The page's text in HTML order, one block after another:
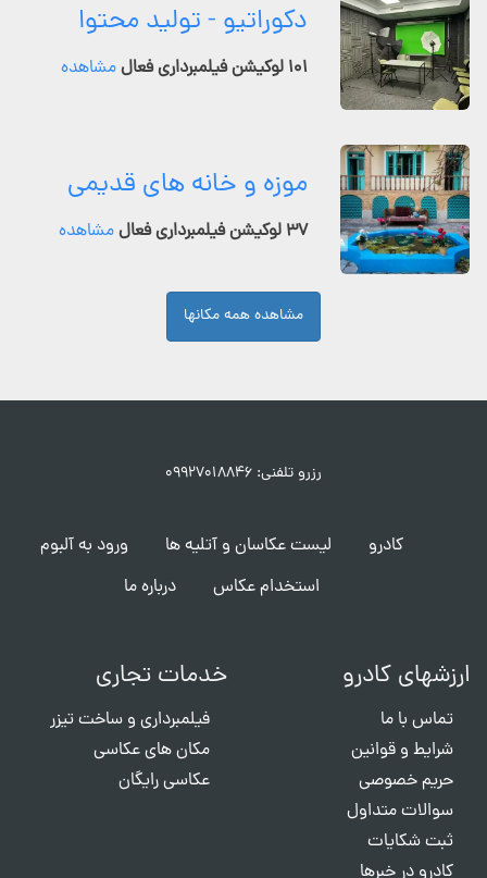
دکوراتیو - تولید محتوا
۱۰۱ لوکیشن فیلمبرداری فعال مشاهده
موزه و خانه های قدیمی
۳۷ لوکیشن فیلمبرداری فعال مشاهده
مشاهده همه مکانها
رزرو تلفنی: ۰۹۹۲۷۰۱۸۸۴۶
کادرو لیست عکاسان و آتلیه ها
ورود به آلبوم
استخدام عکاس
درباره ما
ارزشهای کادرو
تماس با ما
شرایط و قوانین
حریم خصوصی
سوالات متداول
ثبت شکایات
کادرو در خبرها
خدمات تجاری
فیلمبرداری و ساخت تیزر
مکان های عکاسی
عکاسی رایگان